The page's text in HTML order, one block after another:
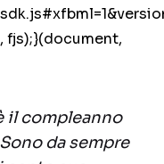
fjs);}(document,
il compleanno
da sempre